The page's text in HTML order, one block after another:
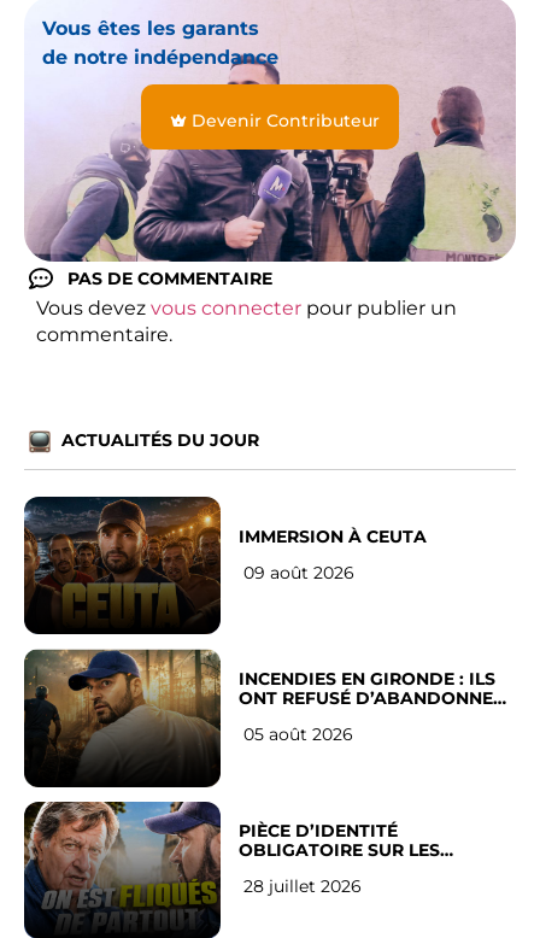
Vous êtes les garants
de notre indépendance
Devenir Contributeur
PAS DE COMMENTAIRE
Vous devez vous connecter pour publier un
commentaire.
ACTUALITÉS DU JOUR
IMMERSION À CEUTA
09 août 2026
INCENDIES EN GIRONDE : ILS
ONT REFUSÉ D’ABANDONNER
05 août 2026
PIÈCE D’IDENTITÉ
OBLIGATOIRE SUR LES
Français
28 juillet 2026